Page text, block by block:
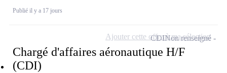
Publié il y a 17 jours
Chargé d'affaires aéronautique H/F
(CDI)
CDINon renseigné
Ajouter cette offre à ma sélection